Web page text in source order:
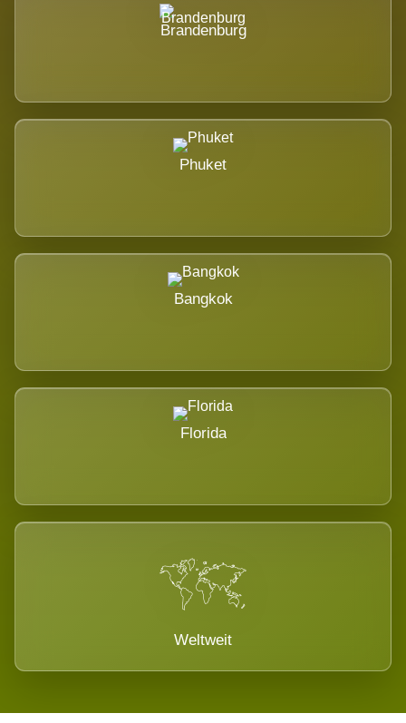
Brandenburg
Phuket
Bangkok
Florida
Weltweit